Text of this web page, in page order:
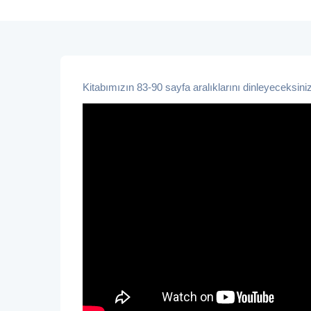
Kitabımızın 83-90 sayfa aralıklarını